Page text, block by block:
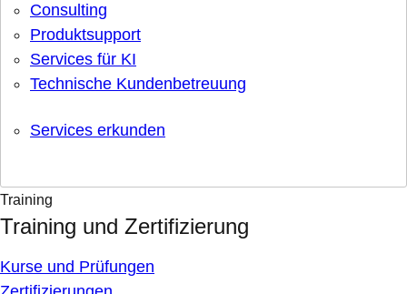
Consulting
Produktsupport
Services für KI
Technische Kundenbetreuung
Services erkunden
Training
Training und Zertifizierung
Kurse und Prüfungen